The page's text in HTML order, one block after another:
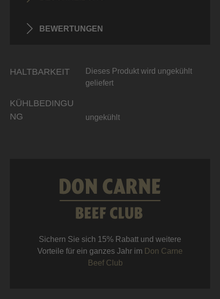
BEWERTUNGEN
HALTBARKEIT
Dieses Produkt wird ungekühlt
geliefert
KÜHLBEDINGU
NG
ungekühlt
Sichern Sie sich 15% Rabatt und weitere
Vorteile für ein ganzes Jahr im Don Carne
Beef Club